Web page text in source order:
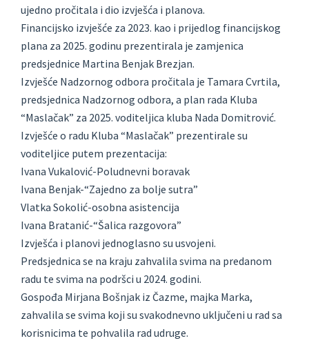
ujedno pročitala i dio izvješća i planova.
Financijsko izvješće za 2023. kao i prijedlog financijskog
plana za 2025. godinu prezentirala je zamjenica
predsjednice Martina Benjak Brezjan.
Izvješće Nadzornog odbora pročitala je Tamara Cvrtila,
predsjednica Nadzornog odbora, a plan rada Kluba
“Maslačak” za 2025. voditeljica kluba Nada Domitrović.
Izvješće o radu Kluba “Maslačak” prezentirale su
voditeljice putem prezentacija:
Ivana Vukalović-Poludnevni boravak
Ivana Benjak-“Zajedno za bolje sutra”
Vlatka Sokolić-osobna asistencija
Ivana Bratanić-“Šalica razgovora”
Izvješća i planovi jednoglasno su usvojeni.
Predsjednica se na kraju zahvalila svima na predanom
radu te svima na podršci u 2024. godini.
Gospođa Mirjana Bošnjak iz Čazme, majka Marka,
zahvalila se svima koji su svakodnevno uključeni u rad sa
korisnicima te pohvalila rad udruge.